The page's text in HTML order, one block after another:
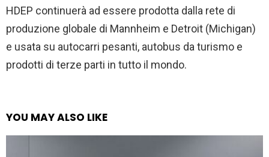
HDEP continuerà ad essere prodotta dalla rete di
produzione globale di Mannheim e Detroit (Michigan)
e usata su autocarri pesanti, autobus da turismo e
prodotti di terze parti in tutto il mondo.
YOU MAY ALSO LIKE